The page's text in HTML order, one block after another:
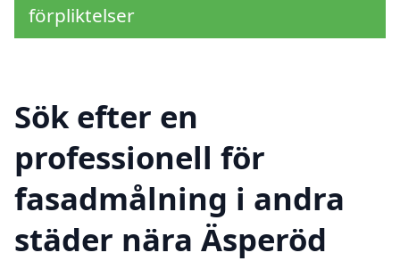
förpliktelser
Sök efter en
professionell för
fasadmålning i andra
städer nära Äsperöd